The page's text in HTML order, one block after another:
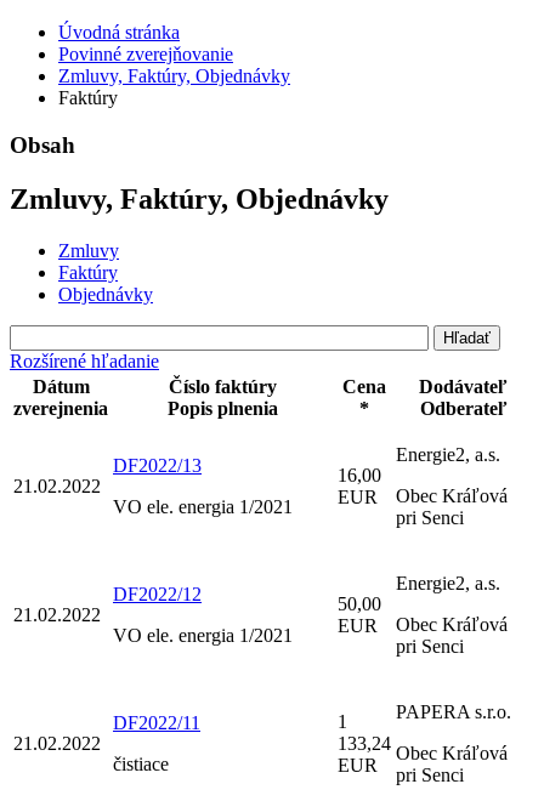
Úvodná stránka
Povinné zverejňovanie
Zmluvy, Faktúry, Objednávky
Faktúry
Obsah
Zmluvy, Faktúry, Objednávky
Zmluvy
Faktúry
Objednávky
Rozšírené hľadanie
Dátum
zverejnenia
Číslo faktúry
Popis plnenia
Cena
*
Dodávateľ
Odberateľ
21.02.2022
DF2022/13
VO ele. energia 1/2021
16,00
EUR
Energie2, a.s.
Obec Kráľová
pri Senci
21.02.2022
DF2022/12
VO ele. energia 1/2021
50,00
EUR
Energie2, a.s.
Obec Kráľová
pri Senci
21.02.2022
DF2022/11
čistiace
1
133,24
EUR
PAPERA s.r.o.
Obec Kráľová
pri Senci